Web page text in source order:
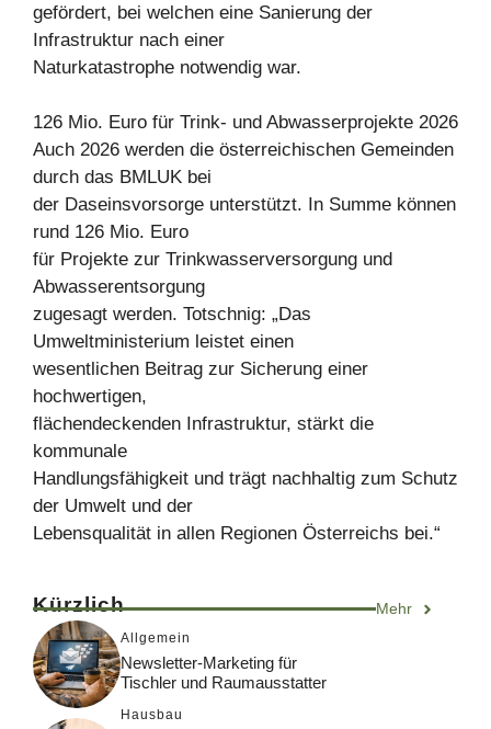
gefördert, bei welchen eine Sanierung der
Infrastruktur nach einer
Naturkatastrophe notwendig war.
126 Mio. Euro für Trink- und Abwasserprojekte 2026
Auch 2026 werden die österreichischen Gemeinden
durch das BMLUK bei
der Daseinsvorsorge unterstützt. In Summe können
rund 126 Mio. Euro
für Projekte zur Trinkwasserversorgung und
Abwasserentsorgung
zugesagt werden. Totschnig: „Das
Umweltministerium leistet einen
wesentlichen Beitrag zur Sicherung einer
hochwertigen,
flächendeckenden Infrastruktur, stärkt die
kommunale
Handlungsfähigkeit und trägt nachhaltig zum Schutz
der Umwelt und der
Lebensqualität in allen Regionen Österreichs bei.“
Kürzlich Mehr
Allgemein
Newsletter-Marketing für
Tischler und Raumausstatter
Hausbau